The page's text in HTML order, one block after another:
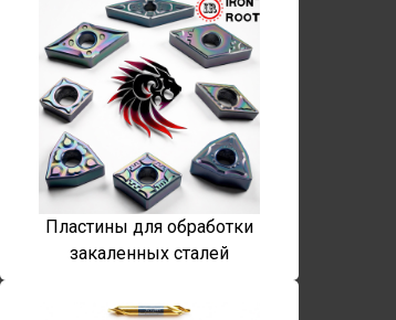
Пластины для обработки
закаленных сталей